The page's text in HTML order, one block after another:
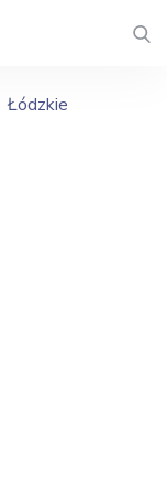
Łódzkie